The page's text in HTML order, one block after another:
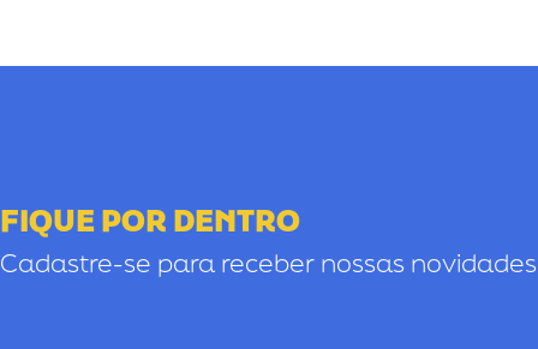
FIQUE POR DENTRO
Cadastre-se para receber nossas novidades